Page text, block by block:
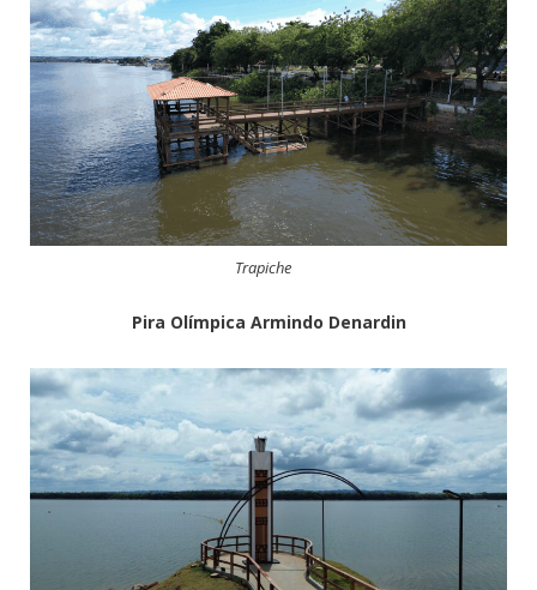
Trapiche
Pira Olímpica Armindo Denardin